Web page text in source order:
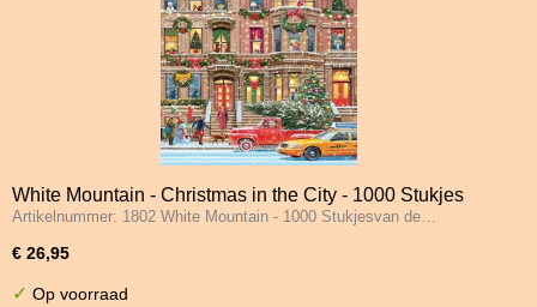
White Mountain - Christmas in the City - 1000 Stukjes
Artikelnummer: 1802 White Mountain - 1000 Stukjesvan de…
€ 26,95
✓ Op voorraad